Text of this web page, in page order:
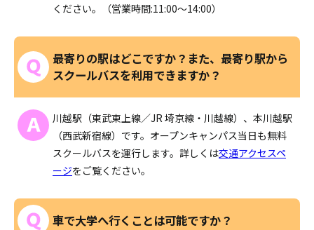
ください。（営業時間:11:00～14:00）
最寄りの駅はどこですか？また、最寄り駅から
スクールバスを利用できますか？
川越駅（東武東上線／JR 埼京線・川越線）、本川越駅
（西武新宿線）です。オープンキャンパス当日も無料
スクールバスを運行します。詳しくは交通アクセスペ
ージをご覧ください。
車で大学へ行くことは可能ですか？